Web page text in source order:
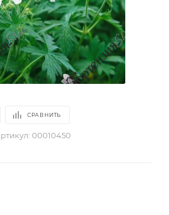
СРАВНИТЬ
00010450